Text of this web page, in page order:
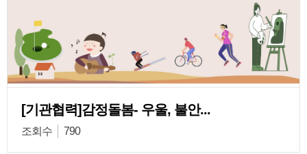
[기관협력]감정돌봄- 우울, 불안...
조회수 790